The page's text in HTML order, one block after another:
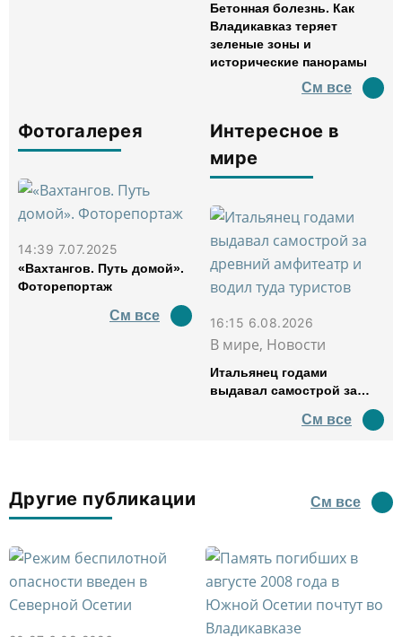
Бетонная болезнь. Как
Владикавказ теряет
зеленые зоны и
исторические панорамы
См все
Фотогалерея
14:39 7.07.2025
«Вахтангов. Путь домой».
Фоторепортаж
См все
Интересное в
мире
16:15 6.08.2026
В мире, Новости
Итальянец годами
выдавал самострой за
водил туда туристов
См все
Другие публикации См все